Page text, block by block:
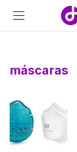
Main
Navigation
máscaras